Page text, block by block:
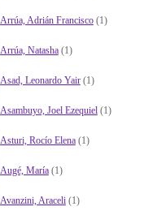
Arrúa, Adrián Francisco(1)
Arrúa, Natasha(1)
Asad, Leonardo Yair(1)
Asambuyo, Joel Ezequiel(1)
Asturi, Rocío Elena(1)
Augé, María(1)
Avanzini, Araceli(1)